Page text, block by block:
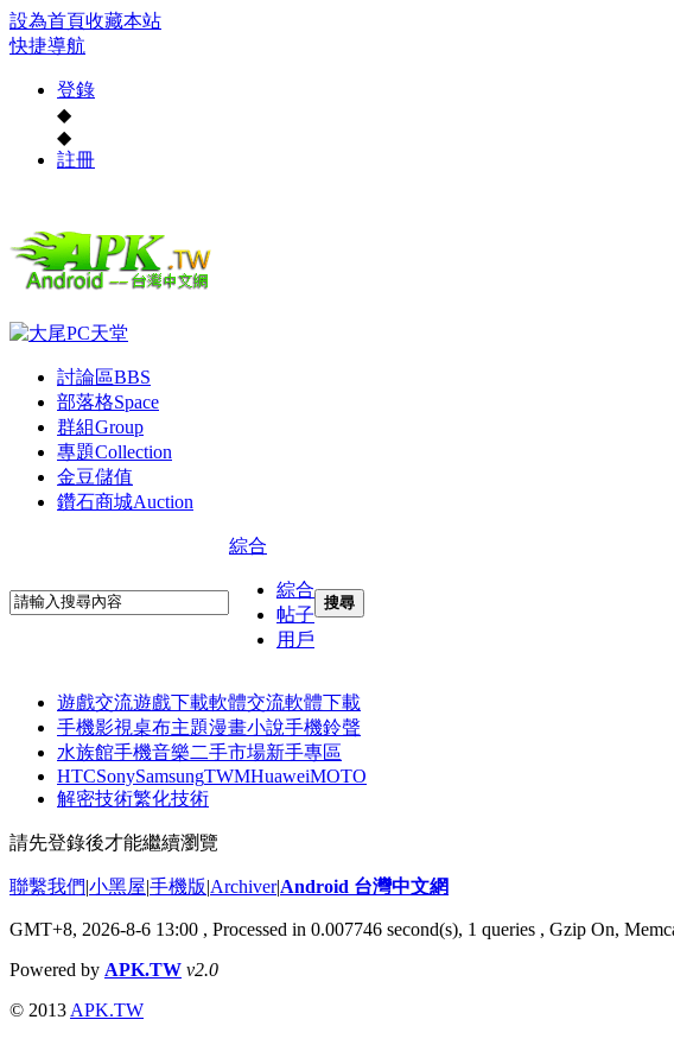
設為首頁收藏本站
快捷導航
登錄
◆
◆
註冊
討論區BBS
部落格Space
群組Group
專題Collection
金豆儲值
鑽石商城Auction
綜合
綜合
帖子
用戶
搜尋
遊戲交流遊戲下載軟體交流軟體下載
手機影視桌布主題漫畫小說手機鈴聲
水族館手機音樂二手市場新手專區
HTCSonySamsungTWMHuaweiMOTO
解密技術繁化技術
請先登錄後才能繼續瀏覽
聯繫我們|小黑屋|手機版|Archiver|Android 台灣中文網
GMT+8, 2026-8-6 13:00 , Processed in 0.007746 second(s), 1 queries , Gzip On,
Powered by APK.TW v2.0
© 2013 APK.TW